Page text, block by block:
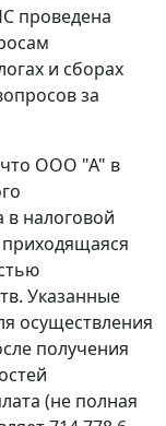
проведена
и сборах
за
что ООО "А" в
в налоговой
приходящаяся
Указанные
осуществления
получения
(не полная